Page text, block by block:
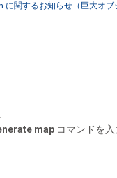
に関するお知らせ（巨大オ
map コマンドを入